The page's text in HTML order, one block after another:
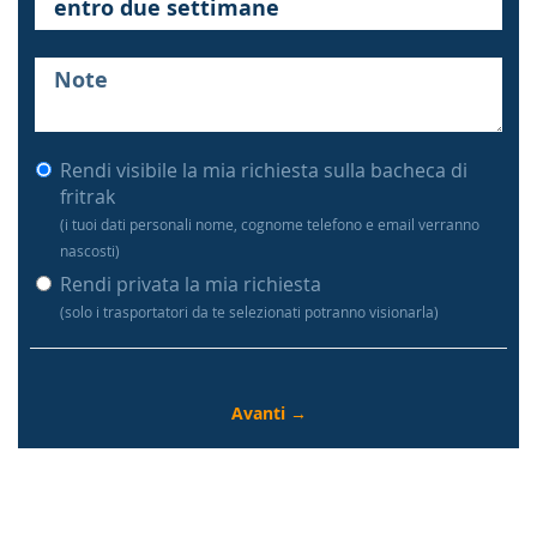
Rendi visibile la mia richiesta sulla bacheca di
fritrak
(i tuoi dati personali nome, cognome telefono e email verranno
nascosti)
Rendi privata la mia richiesta
(solo i trasportatori da te selezionati potranno visionarla)